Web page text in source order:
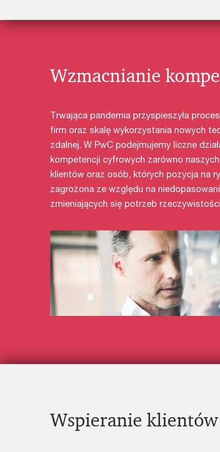
Wzmacnianie
Trwająca pandemia przyspieszyła
firm oraz skalę wykorzystania nowych
zdalnej. W PwC podejmujemy liczne
kompetencji cyfrowych zarówno
klientów oraz osób, których pozycja na
zagrożona ze względu na
zmieniających się potrzeb
Wspieranie klientów